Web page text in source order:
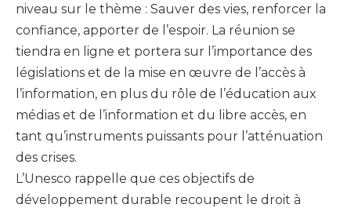
niveau sur le thème : Sauver des vies, renforcer la
confiance, apporter de l’espoir. La réunion se
tiendra en ligne et portera sur l’importance des
législations et de la mise en œuvre de l’accès à
l’information, en plus du rôle de l’éducation aux
médias et de l’information et du libre accès, en
tant qu’instruments puissants pour l’atténuation
des crises.
L’Unesco rappelle que ces objectifs de
développement durable recoupent le droit à